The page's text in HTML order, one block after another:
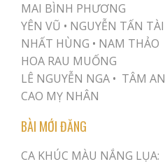
MAI BÌNH PHƯƠNG
YÊN VŨ • NGUYỄN TẤN TÀI
NHẤT HÙNG • NAM THẢO
HOA RAU MUỐNG
LÊ NGUYỄN NGA • TÂM AN
CAO MỴ NHÂN
BÀI MỚI ĐĂNG
CA KHÚC MÀU NẮNG LỤA: